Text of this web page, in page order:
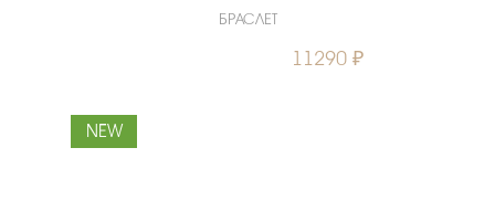
БРАСЛЕТ
11290 ₽
NEW